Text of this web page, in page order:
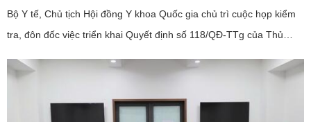
Bộ Y tế, Chủ tịch Hội đồng Y khoa Quốc gia chủ trì cuộc họp kiểm
tra, đôn đốc việc triển khai Quyết định số 118/QĐ-TTg của Thủ